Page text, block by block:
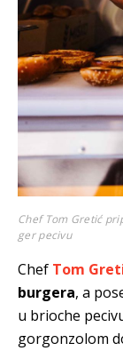
Chef Tom Gretić
ger pecivu
Chef Tom
burgera, a
u brioche
gorgonzolom